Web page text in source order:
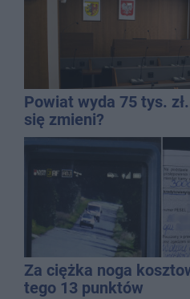
Powiat wyda 75 tys.
się zmieni?
Za ciężka noga
tego 13 punktów